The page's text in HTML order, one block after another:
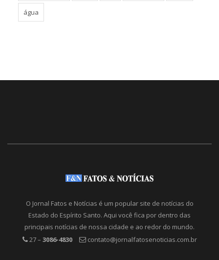
água
O Jornal Fatos e Notícias é um popular site de notícias do
Estado do Espírito Santo. Aqui você fica por dentro das
principais notícias de nossa cidade e ao redor do mundo.
27 – 3086-4830 contato@jornalfatosenoticias.com.br